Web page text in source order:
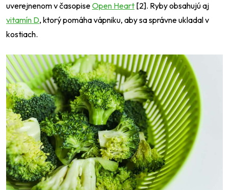
uverejnenom v časopiseOpen Heart [2]. Ryby obsahujú aj
vitamín D, ktorý pomáha vápniku, aby sa správne ukladal v
kostiach.